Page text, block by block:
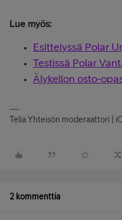
Lue myös:
Esittelyssä Polar
Testissä Polar
Älykellon osto-
Telia Yhteisön moderaattori |
2 kommenttia